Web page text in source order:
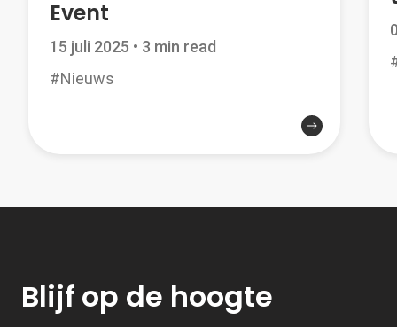
Event
15 juli 2025 • 3 min read
#Nieuws
Blijf op de hoogte